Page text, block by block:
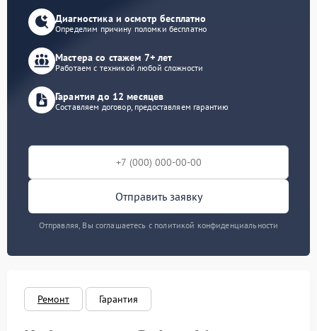
Диагностика и осмотр бесплатно
Определим причину поломки бесплатно
Мастера со стажем 7+ лет
Работаем с техникой любой сложности
Гарантия до 12 месяцев
Составляем договор, предоставляем гарантию
Отправить заявку
Отправляя, Вы соглашаетесь с политикой конфиденциальности
Ремонт Гарантия